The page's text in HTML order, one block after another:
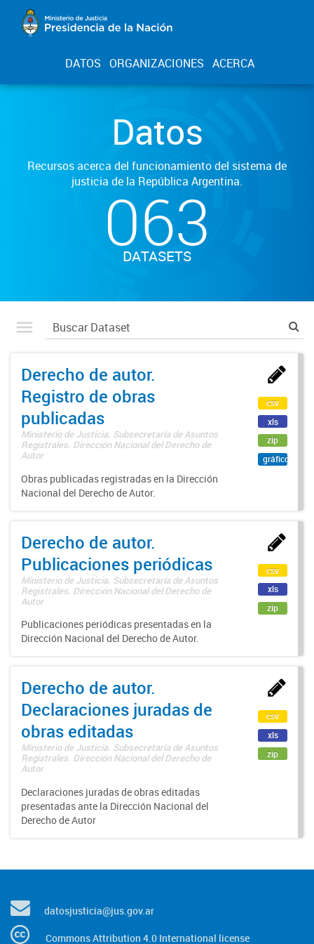
DATOS ORGANIZACIONES ACERCA
Datos
Recursos acerca del funcionamiento del sistema de
justicia de la República Argentina.
063
DATASETS
Derecho de autor.
Registro de obras
publicadas
Ministerio de Justicia. Subsecretaría de Asuntos
Registrales. Dirección Nacional del Derecho de
Autor
Obras publicadas registradas en la Dirección
Nacional del Derecho de Autor.
csv
xls
zip
gráfico
Derecho de autor.
Publicaciones periódicas
Ministerio de Justicia. Subsecretaría de Asuntos
Registrales. Dirección Nacional del Derecho de
Autor
Publicaciones periódicas presentadas en la
Dirección Nacional del Derecho de Autor.
csv
xls
zip
Derecho de autor.
Declaraciones juradas de
obras editadas
Ministerio de Justicia. Subsecretaría de Asuntos
Registrales. Dirección Nacional del Derecho de
Autor
Declaraciones juradas de obras editadas
presentadas ante la Dirección Nacional del
Derecho de Autor
csv
xls
zip
datosjusticia@jus.gov.ar
Commons Attribution 4.0 International license